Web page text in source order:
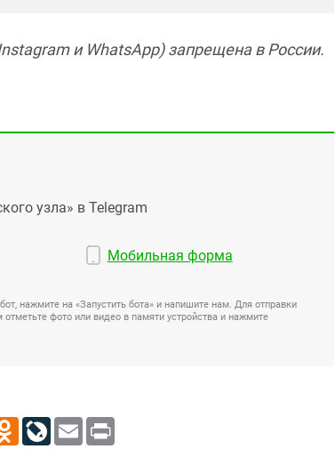
и WhatsApp) запрещена в России.
узла» в Telegram
Мобильная форма
нажмите на «Запустить бота» и напишите нам. Для отправки
фото или видео в памяти устройства и нажмите
Odnoklassniki
LiveJournal
Email